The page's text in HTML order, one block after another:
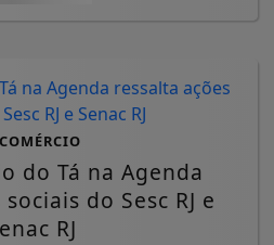
do Tá na Agenda
do Sesc RJ e
RJ